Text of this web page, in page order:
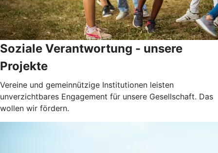
Soziale Verantwortung - unsere
Projekte
Vereine und gemeinnützige Institutionen leisten
unverzichtbares Engagement für unsere Gesellschaft. Das
wollen wir fördern.